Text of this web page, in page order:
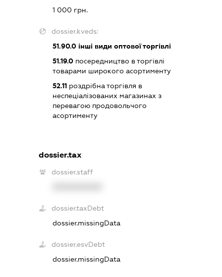
1 000 грн.
dossier.kveds:
51.90.0 інші види оптової торгівлі
51.19.0 посередництво в торгівлі
товарами широкого асортименту
52.11 роздрібна торгівля в
неспеціалізованих магазинах з
перевагою продовольчого
асортименту
dossier.tax
dossier.staff
dossier.taxDebt
dossier.missingData
dossier.esvDebt
dossier.missingData